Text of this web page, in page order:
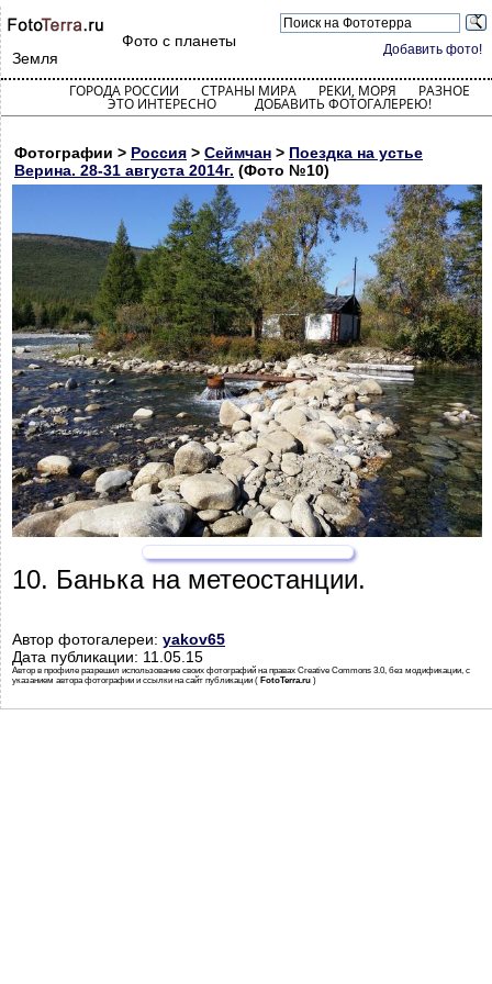
Добавить фото!
Фото с планеты
Земля
ГОРОДА РОССИИ СТРАНЫ МИРА РЕКИ, МОРЯ РАЗНОЕ
ЭТО ИНТЕРЕСНО ДОБАВИТЬ ФОТОГАЛЕРЕЮ!
Фотографии > Россия > Сеймчан > Поездка на устье
Верина. 28-31 августа 2014г. (Фото №10)
10. Банька на метеостанции.
Автор фотогалереи: yakov65
Дата публикации: 11.05.15
Автор в профиле разрешил использование своих фотографий на правах Creative Commons 3.0, без модификации, с
указанием автора фотографии и ссылки на сайт публикации ( FotoTerra.ru )